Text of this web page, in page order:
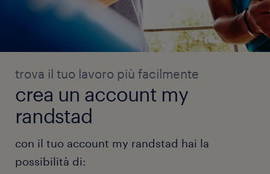
trova il tuo lavoro più facilmente
crea un account my
randstad
con il tuo account my randstad hai la
possibilità di: